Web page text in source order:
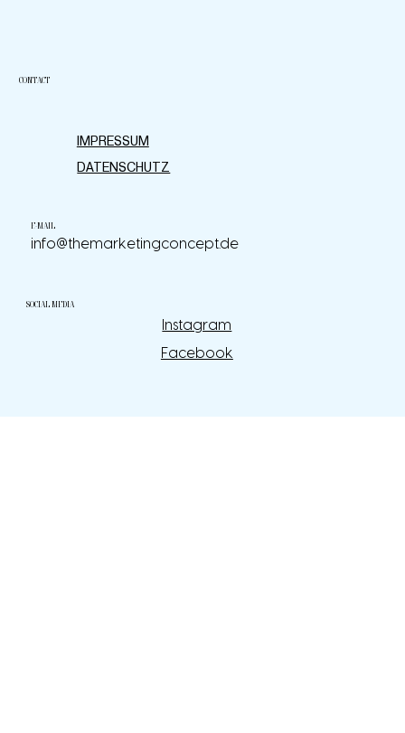
Community-Management auf Social Media: Tipps zur
Pflege und Interaktion mit deiner Community
CONTACT
IMPRESSUM
DATENSCHUTZ
info@themarketingconcept.de
E-MAIL
Instagram
Facebook
SOCIAL MEDIA